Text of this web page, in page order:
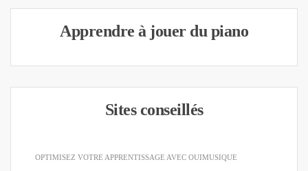
Apprendre à jouer du piano
Sites conseillés
OPTIMISEZ VOTRE APPRENTISSAGE AVEC OUIMUSIQUE